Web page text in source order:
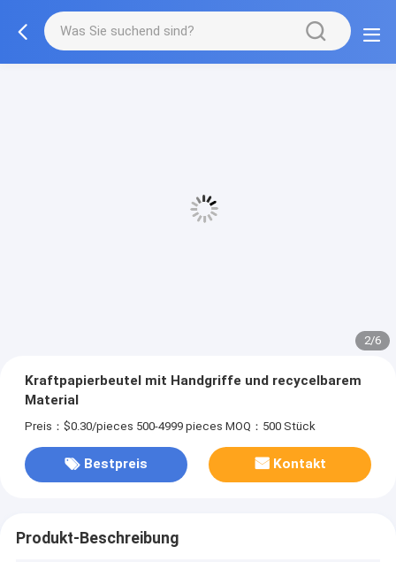
3/6
Kraftpapierbeutel mit Handgriffe und recycelbarem
Material
Preis：$0.30/pieces 500-4999 pieces MOQ：500 Stück
Bestpreis Kontakt
Produkt-Beschreibung